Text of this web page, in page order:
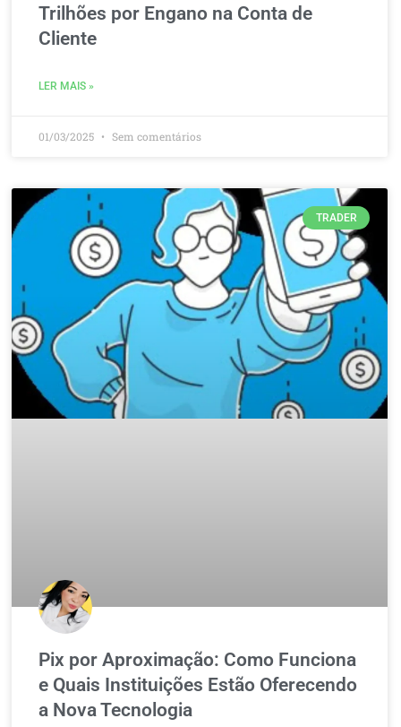
Trilhões por Engano na Conta de
Cliente
LER MAIS »
01/03/2025 Sem comentários
TRADER
Pix por Aproximação: Como Funciona
e Quais Instituições Estão Oferecendo
a Nova Tecnologia